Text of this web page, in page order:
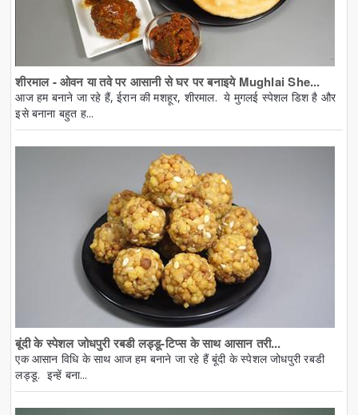
शीरमाल - ओवन या तवे पर आसानी से घर पर बनाइये Mughlai She...
आज हम बनाने जा रहे हैं, ईरान की मशहूर, शीरमाल. ये मुगलई स्पेशल डिश है और
इसे बनाना बहुत ह...
बूंदी के स्पेशल जोधपुरी रबडी लड्डू-टिप्स के साथ आसान तरी...
एक आसान विधि के साथ आज हम बनाने जा रहे हैं बूंदी के स्पेशल जोधपुरी रबडी
लड्डू. इन्हें बना...